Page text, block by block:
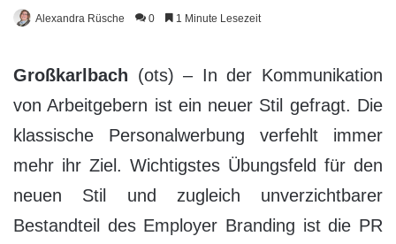
Alexandra Rüsche 0 1 Minute Lesezeit
Großkarlbach (ots) – In der Kommunikation
von Arbeitgebern ist ein neuer Stil gefragt. Die
klassische Personalwerbung verfehlt immer
mehr ihr Ziel. Wichtigstes Übungsfeld für den
neuen Stil und zugleich unverzichtbarer
Bestandteil des Employer Branding ist die PR